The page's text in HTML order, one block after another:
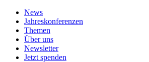
News
Jahreskonferenzen
Themen
Über uns
Newsletter
Jetzt spenden